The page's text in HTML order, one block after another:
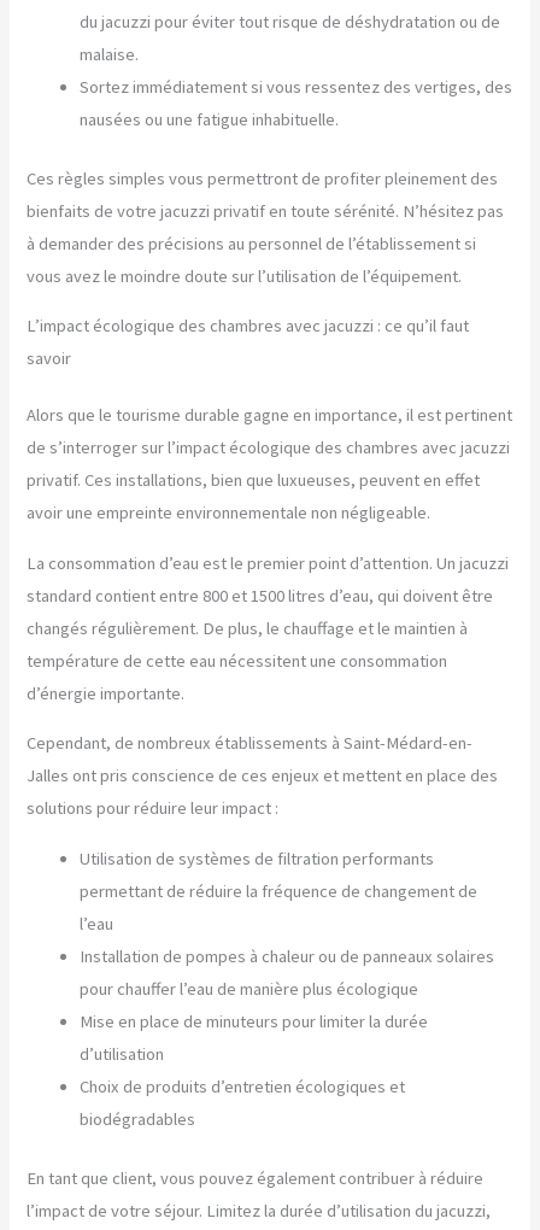
du jacuzzi pour éviter tout risque de déshydratation ou de
malaise.
Sortez immédiatement si vous ressentez des vertiges, des
nausées ou une fatigue inhabituelle.
Ces règles simples vous permettront de profiter pleinement des
bienfaits de votre jacuzzi privatif en toute sérénité. N’hésitez pas
à demander des précisions au personnel de l’établissement si
vous avez le moindre doute sur l’utilisation de l’équipement.
L’impact écologique des chambres avec jacuzzi : ce qu’il faut
savoir
Alors que le tourisme durable gagne en importance, il est pertinent
de s’interroger sur l’impact écologique des chambres avec jacuzzi
privatif. Ces installations, bien que luxueuses, peuvent en effet
avoir une empreinte environnementale non négligeable.
La consommation d’eau est le premier point d’attention. Un jacuzzi
standard contient entre 800 et 1500 litres d’eau, qui doivent être
changés régulièrement. De plus, le chauffage et le maintien à
température de cette eau nécessitent une consommation
d’énergie importante.
Cependant, de nombreux établissements à Saint-Médard-en-
Jalles ont pris conscience de ces enjeux et mettent en place des
solutions pour réduire leur impact :
Utilisation de systèmes de filtration performants
permettant de réduire la fréquence de changement de
l’eau
Installation de pompes à chaleur ou de panneaux solaires
pour chauffer l’eau de manière plus écologique
Mise en place de minuteurs pour limiter la durée
d’utilisation
Choix de produits d’entretien écologiques et
biodégradables
En tant que client, vous pouvez également contribuer à réduire
l’impact de votre séjour. Limitez la durée d’utilisation du jacuzzi,